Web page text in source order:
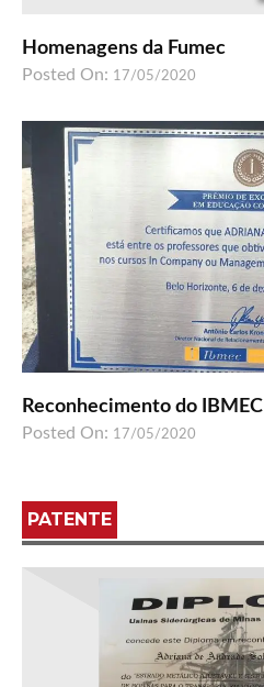
Homenagens da Fumec
Posted On: 17/05/2020
Reconhecimento do IBMEC
Posted On: 17/05/2020
PATENTE